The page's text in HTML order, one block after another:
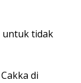
untuk tidak
di